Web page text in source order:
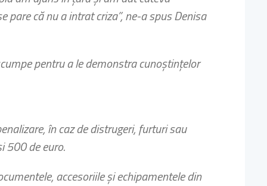
că nu a intrat criza”, ne-a spus Denisa
pentru a le demonstra cunoştinţelor
în caz de distrugeri, furturi sau
500 de euro.
accesoriile şi echipamentele din